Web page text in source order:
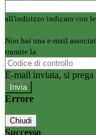
all'indirizzo indicato con
Non hai una e-mail
tramite la
E-mail inviata, si
Errore
Chiudi
Successo